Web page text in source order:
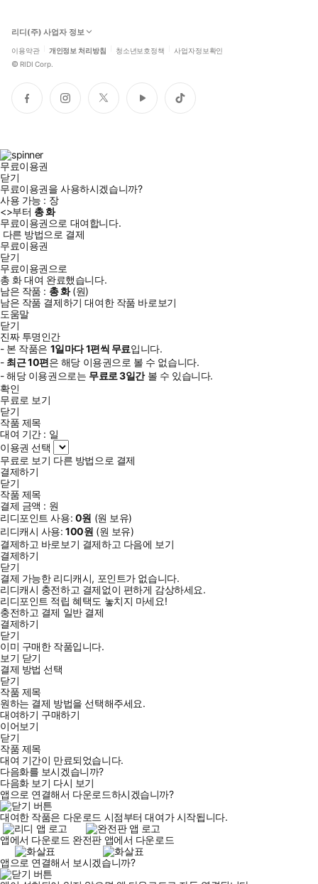
리디(주) 사업자 정보
이용약관 개인정보 처리방침 청소년보호정책 사업자정보확인
© RIDI Corp.
페
이
인
스
트
위
유
튜
틱
톡
무료이용권
닫기
무료이용권을 사용하시겠습니까?
사용 가능 : 장
<>부터 총화
무료이용권으로 대여합니다.
다른 방법으로 결제
무료이용권
닫기
무료이용권으로
총 화대여 완료했습니다.
남은 작품 : 총화(원)
남은 작품 결제하기 대여한 작품 바로보기
도움말
닫기
진짜 투명인간
- 본 작품은 1일마다1편씩 무료입니다.
- 최근10편은 해당 이용권으로 볼 수 없습니다.
- 해당 이용권으로는 무료로3일간볼 수 있습니다.
확인
무료로 보기
닫기
작품 제목
대여 기간 : 일
이용권 선택
무료로 보기 다른 방법으로 결제
결제하기
닫기
작품 제목
결제 금액 : 원
리디포인트 사용: 0원 (원 보유)
리디캐시 사용:100원 (원 보유)
결제하고 바로보기 결제하고 다음에 보기
결제하기
닫기
결제 가능한 리디캐시, 포인트가 없습니다.
리디캐시 충전하고 결제없이 편하게 감상하세요.
리디포인트 적립 혜택도 놓치지 마세요!
충전하고 결제 일반 결제
결제하기
닫기
이미 구매한 작품입니다.
보기 닫기
결제 방법 선택
닫기
작품 제목
원하는 결제 방법을 선택해주세요.
대여하기 구매하기
이어보기
닫기
작품 제목
대여 기간이 만료되었습니다.
다음화를 보시겠습니까?
다음화 보기 다시 보기
앱으로 연결해서 다운로드하시겠습니까?
대여한 작품은 다운로드 시점부터 대여가 시작됩니다.
앱에서 다운로드 완전판 앱에서 다운로드
앱으로 연결해서 보시겠습니까?